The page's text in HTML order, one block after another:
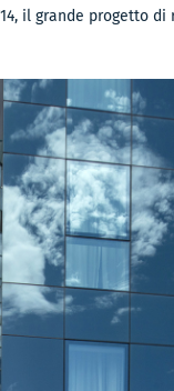
il grande progetto di